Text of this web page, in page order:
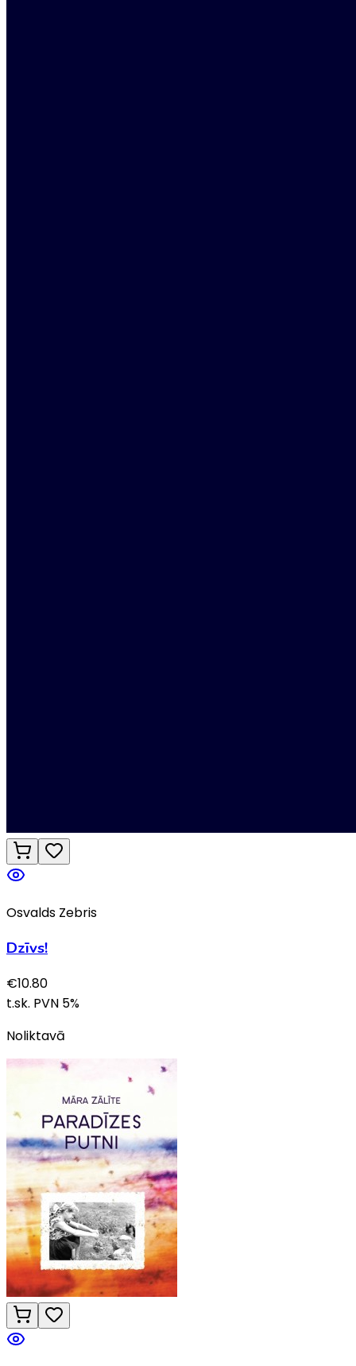
Osvalds Zebris
Dzīvs!
€10.80
t.sk. PVN 5%
Noliktavā